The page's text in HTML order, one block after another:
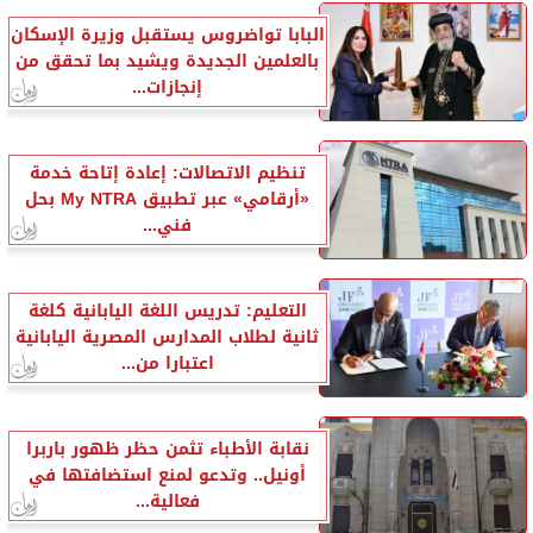
البابا تواضروس يستقبل وزيرة الإسكان
بالعلمين الجديدة ويشيد بما تحقق من
إنجازات...
تنظيم الاتصالات: إعادة إتاحة خدمة
«أرقامي» عبر تطبيق My NTRA بحل
فني...
التعليم: تدريس اللغة اليابانية كلغة
ثانية لطلاب المدارس المصرية اليابانية
اعتبارا من...
نقابة الأطباء تثمن حظر ظهور باربرا
أونيل.. وتدعو لمنع استضافتها في
فعالية...